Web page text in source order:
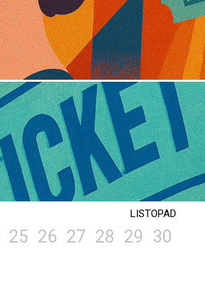
LISTOPAD
25 26 27 28 29 30